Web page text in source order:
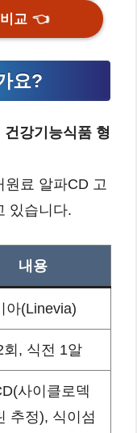
비교👈
요?
건강기능식품 형
원료 알파CD 고
있습니다.
내용
아(Linevia)
회, 식전 1알
사이클로덱
추정), 식이섬